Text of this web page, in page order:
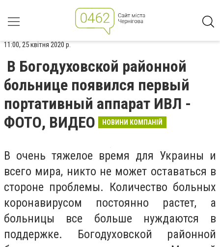
11:00, 25 квітня 2020 р.
В Богодуховской районной
больнице появился первый
портативный аппарат ИВЛ -
ФОТО, ВИДЕО
НОВИНИ КОМПАНІЙ
В очень тяжелое время для Украины и
всего мира, никто не может оставаться в
стороне проблемы. Количество больных
коронавирусом постоянно растет, а
больницы все больше нуждаются в
поддержке. Богодуховской районной